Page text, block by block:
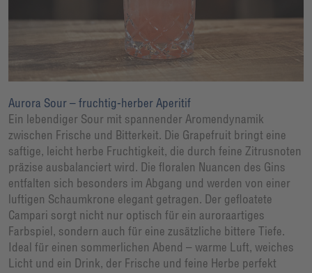
Aurora Sour – fruchtig-herber Aperitif
Ein lebendiger Sour mit spannender Aromendynamik
zwischen Frische und Bitterkeit. Die Grapefruit bringt eine
saftige, leicht herbe Fruchtigkeit, die durch feine Zitrusnoten
präzise ausbalanciert wird. Die floralen Nuancen des Gins
entfalten sich besonders im Abgang und werden von einer
luftigen Schaumkrone elegant getragen. Der gefloatete
Campari sorgt nicht nur optisch für ein auroraartiges
Farbspiel, sondern auch für eine zusätzliche bittere Tiefe.
Ideal für einen sommerlichen Abend – warme Luft, weiches
Licht und ein Drink, der Frische und feine Herbe perfekt